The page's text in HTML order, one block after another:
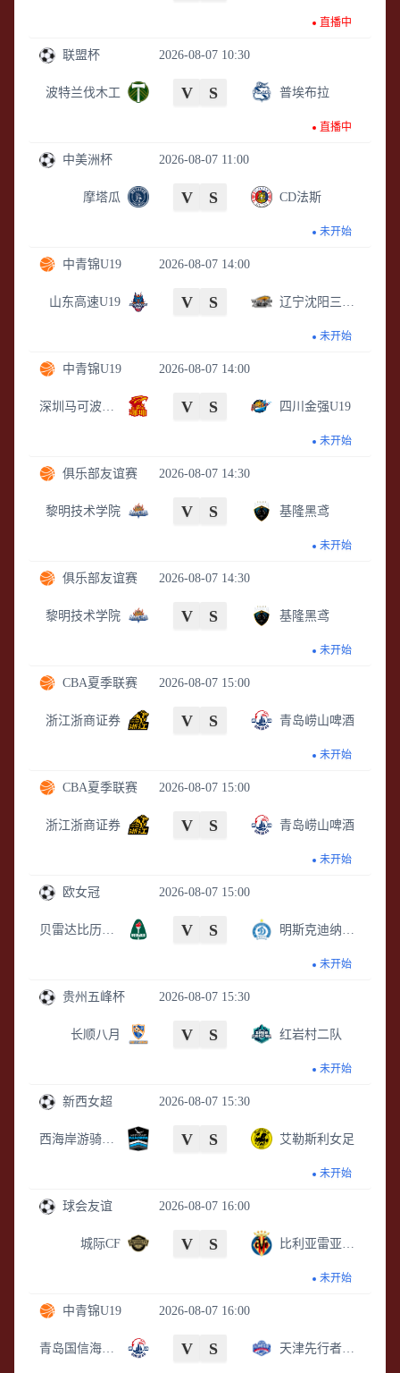
直播中
2026-08-07 10:30
联盟杯
波特兰伐木工 V S 普埃布拉
直播中
2026-08-07 11:00
中美洲杯
摩塔瓜 V S CD法斯
未开始
2026-08-07 14:00
中青锦U19
山东高速U19 V S
未开始
2026-08-07 14:00
中青锦U19
V S 四川金强U19
未开始
2026-08-07 14:30
俱乐部友谊赛
黎明技术学院 V S 基隆黑鸢
未开始
2026-08-07 14:30
俱乐部友谊赛
黎明技术学院 V S 基隆黑鸢
未开始
2026-08-07 15:00
CBA夏季联赛
浙江浙商证券 V S 青岛崂山啤酒
未开始
2026-08-07 15:00
CBA夏季联赛
浙江浙商证券 V S 青岛崂山啤酒
未开始
2026-08-07 15:00
欧女冠
V S
未开始
2026-08-07 15:30
贵州五峰杯
长顺八月 V S 红岩村二队
未开始
2026-08-07 15:30
新西女超
V S 艾勒斯利女足
未开始
2026-08-07 16:00
球会友谊
城际CF V S
未开始
2026-08-07 16:00
中青锦U19
V S